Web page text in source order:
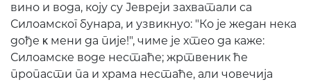
вино и вода, коју су Јевреји захватали са
Силоамског бунара, и узвикнуо: "Ко је жедан нека
дође κ мени да пије!", чиме је хтео да каже:
Силоамске воде нестаће; жртвеник ће
пропасти па и храма нестаће, али човечија